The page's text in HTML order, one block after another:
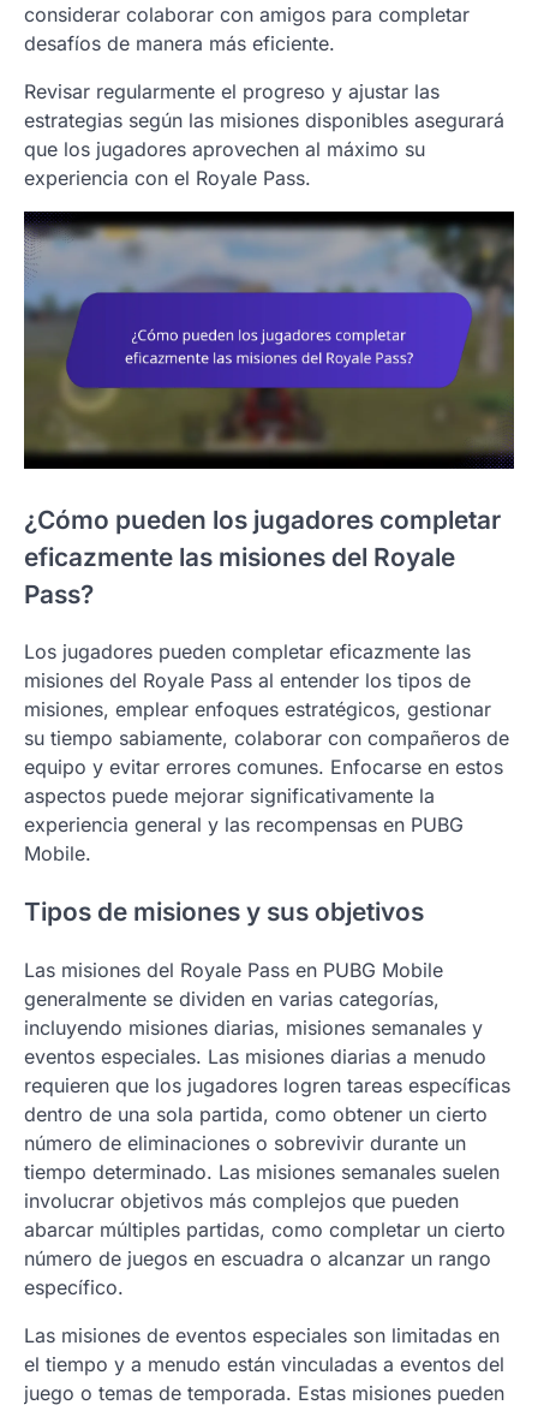
considerar colaborar con amigos para completar
desafíos de manera más eficiente.
Revisar regularmente el progreso y ajustar las
estrategias según las misiones disponibles asegurará
que los jugadores aprovechen al máximo su
experiencia con el Royale Pass.
¿Cómo pueden los jugadores completar
eficazmente las misiones del Royale
Pass?
Los jugadores pueden completar eficazmente las
misiones del Royale Pass al entender los tipos de
misiones, emplear enfoques estratégicos, gestionar
su tiempo sabiamente, colaborar con compañeros de
equipo y evitar errores comunes. Enfocarse en estos
aspectos puede mejorar significativamente la
experiencia general y las recompensas en PUBG
Mobile.
Tipos de misiones y sus objetivos
Las misiones del Royale Pass en PUBG Mobile
generalmente se dividen en varias categorías,
incluyendo misiones diarias, misiones semanales y
eventos especiales. Las misiones diarias a menudo
requieren que los jugadores logren tareas específicas
dentro de una sola partida, como obtener un cierto
número de eliminaciones o sobrevivir durante un
tiempo determinado. Las misiones semanales suelen
involucrar objetivos más complejos que pueden
abarcar múltiples partidas, como completar un cierto
número de juegos en escuadra o alcanzar un rango
específico.
Las misiones de eventos especiales son limitadas en
el tiempo y a menudo están vinculadas a eventos del
juego o temas de temporada. Estas misiones pueden